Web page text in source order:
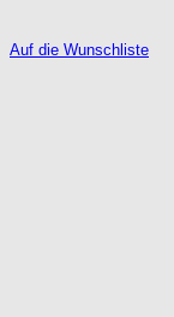
Auf die Wunschliste